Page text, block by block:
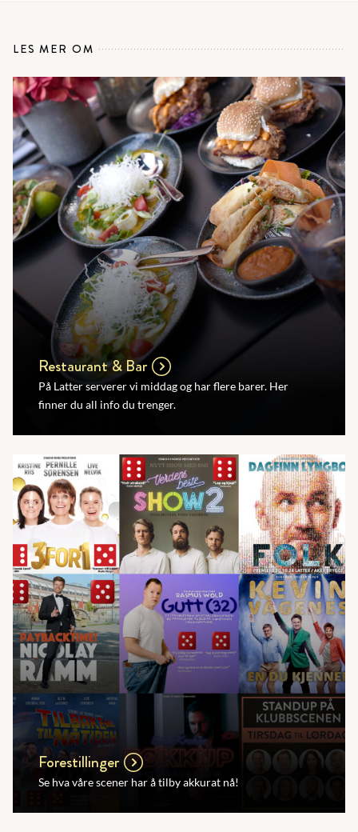
LES MER OM
Restaurant & Bar
På Latter serverer vi middag og har flere barer. Her
finner du all info du trenger.
Forestillinger
Se hva våre scener har å tilby akkurat nå!